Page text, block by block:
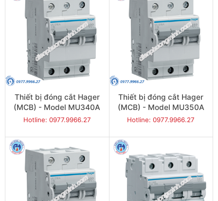
Thiết bị đóng cắt Hager
(MCB) - Model MU340A
Hotline: 0977.9966.27
Thiết bị đóng cắt Hager
(MCB) - Model MU350A
Hotline: 0977.9966.27